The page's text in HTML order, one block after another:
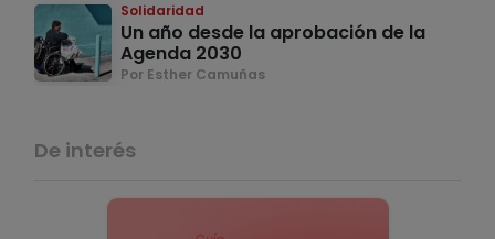
Solidaridad
Un año desde la aprobación de la
Agenda 2030
Por Esther Camuñas
De interés